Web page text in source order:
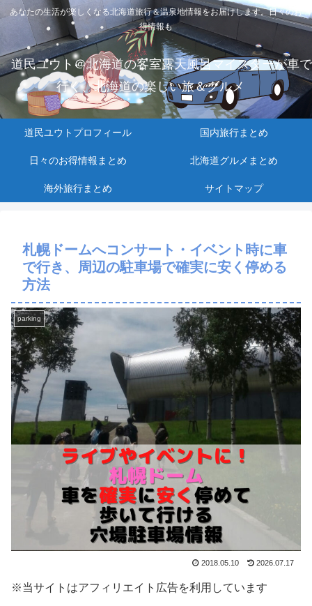
あなたの生活が楽しくなる北海道旅行＆温泉地情報をお届けします。日々のお
得情報も
道民ユウト＠北海道の客室露天風呂マイスターが車で
行く、北海道の楽しい旅＆グルメ
道民ユウトプロフィール 国内旅行まとめ
日々のお得情報まとめ 北海道グルメまとめ
海外旅行まとめ サイトマップ
札幌ドームへコンサート・イベント時に車
で行き、周辺の駐車場で確実に安く停める
方法
parking
2018.05.10 2026.07.17
※当サイトはアフィリエイト広告を利用しています